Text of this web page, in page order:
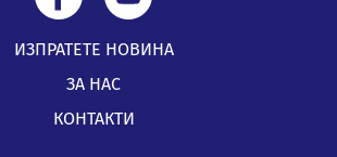
ИЗПРАТЕТЕ НОВИНА
ЗА НАС
КОНТАКТИ